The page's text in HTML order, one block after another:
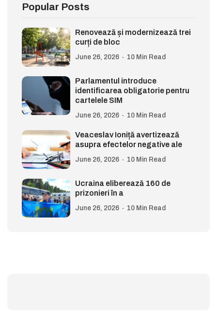
Popular Posts
Renovează și modernizează trei
curți de bloc
June 26, 2026 10 Min Read
Parlamentul introduce
identificarea obligatorie pentru
cartelele SIM
June 26, 2026 10 Min Read
Veaceslav Ioniță avertizează
asupra efectelor negative ale
June 26, 2026 10 Min Read
Ucraina eliberează 160 de
prizonieri în a
June 26, 2026 10 Min Read